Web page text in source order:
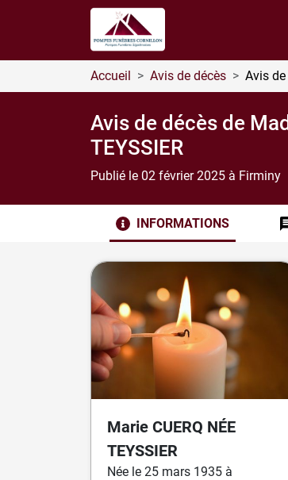
Accueil Avis de décès Avis de
Avis de décès de
TEYSSIER
Publié le 02 février 2025 à Firminy
INFORMATIONS
Marie CUERQ NÉE
TEYSSIER
Née le 25 mars 1935 à